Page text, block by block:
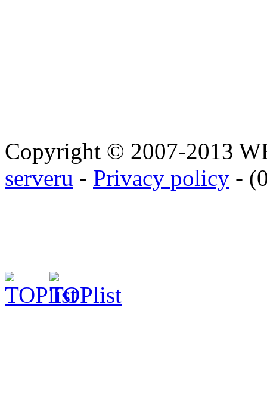
Copyright © 2007-2013
serveru - Privacy policy -